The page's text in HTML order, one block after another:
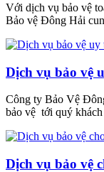
Với dịch vụ bảo vệ
Bảo vệ Đông Hải
Dịch vụ bảo vệ
Công ty Bảo Vệ
bảo vệ tới quý
Dịch vụ bảo vệ